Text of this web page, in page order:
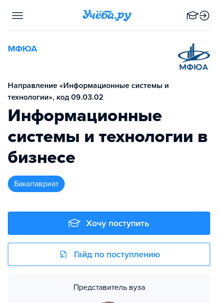
МФЮА
Направление «Информационные системы и
технологии», код 09.03.02
Информационные
системы и технологии в
бизнесе
бакалавриат
Хочу поступить
Гайд по поступлению
Представитель вуза